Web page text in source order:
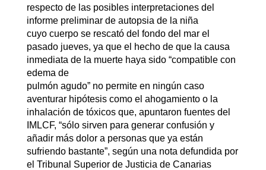
respecto de las posibles interpretaciones del
informe preliminar de autopsia de la niña
cuyo cuerpo se rescató del fondo del mar el
pasado jueves, ya que el hecho de que la causa
inmediata de la muerte haya sido “compatible con
edema de
pulmón agudo” no permite en ningún caso
aventurar hipótesis como el ahogamiento o la
inhalación de tóxicos que, apuntaron fuentes del
IMLCF, “sólo sirven para generar confusión y
añadir más dolor a personas que ya están
sufriendo bastante”, según una nota defundida por
el Tribunal Superior de Justicia de Canarias